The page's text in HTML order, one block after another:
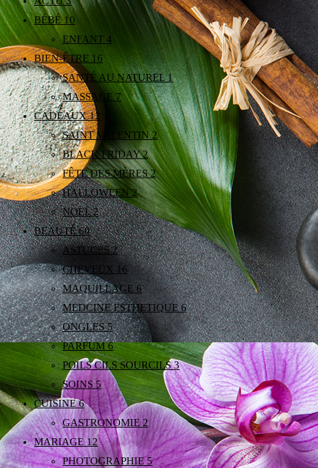
BÉBÉ10
ENFANT 4
BIEN-ÊTRE 16
SANTÉ AU NATUREL1
MASSAGE 7
CADEAUX12
SAINT VALENTIN2
BLACK FRIDAY2
FÊTE DES MÈRES2
HALLOWEEN2
NOËL2
BEAUTÉ60
ASTUCES2
CHEVEUX 16
MAQUILLAGE 6
MEDCINE ESTHETIQUE6
ONGLES5
PARFUM6
POILS CILS SOURCILS3
SOINS5
CUISINE6
GASTRONOMIE2
MARIAGE12
PHOTOGRAPHIE5